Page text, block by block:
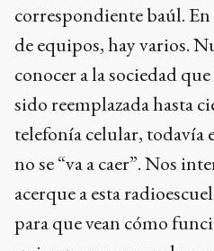
correspondiente baúl.
de equipos, hay varios.
conocer a la sociedad
sido reemplazada hasta
telefonía celular, todavía
no se “va a caer”. Nos
acerque a esta
para que vean cómo